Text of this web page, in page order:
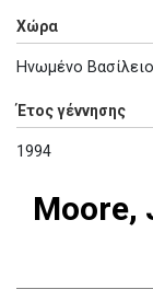
Χώρα
Ηνωμένο Βασίλειο
Έτος γέννησης
1994
Moore,